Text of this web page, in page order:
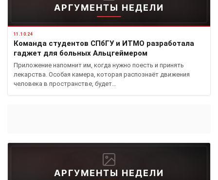
АРГУМЕНТЫ НЕДЕЛИ
11.10.24
Команда студентов СПбГУ и ИТМО разработала
гаджет для больных Альцгеймером
Приложение напомнит им, когда нужно поесть и принять
лекарства. Особая камера, которая распознаёт движения
человека в пространстве, будет…
АРГУМЕНТЫ НЕДЕЛИ